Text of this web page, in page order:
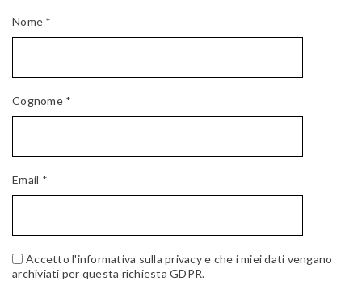
Nome *
Cognome *
Email *
Accetto l'informativa sulla privacy e che i miei dati vengano
archiviati per questa richiesta GDPR.